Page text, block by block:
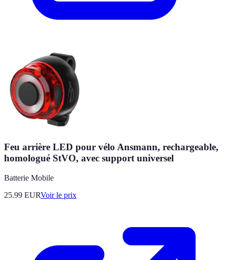
Feu arrière LED pour vélo Ansmann, rechargeable,
homologué StVO, avec support universel
Batterie Mobile
25.99 EURVoir le prix